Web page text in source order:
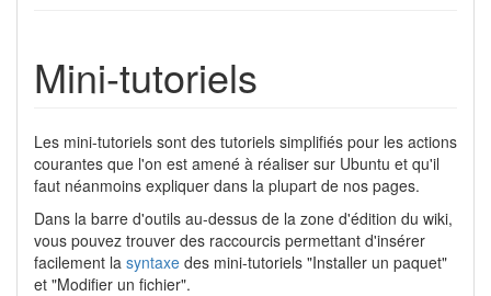
Mini-tutoriels
Les mini-tutoriels sont des tutoriels simplifiés pour les actions
courantes que l'on est amené à réaliser sur Ubuntu et qu'il
faut néanmoins expliquer dans la plupart de nos pages.
Dans la barre d'outils au-dessus de la zone d'édition du wiki,
vous pouvez trouver des raccourcis permettant d'insérer
facilement la syntaxe des mini-tutoriels "Installer un paquet"
et "Modifier un fichier".